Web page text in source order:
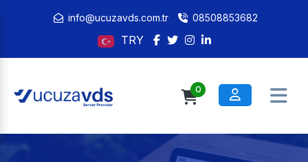
info@ucuzavds.com.tr 08508853682
TRY
0